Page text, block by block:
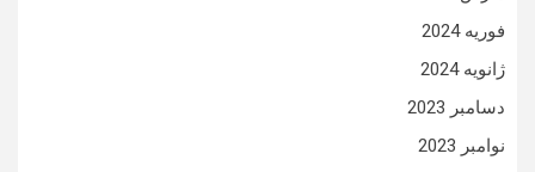
فوریه 2024
ژانویه 2024
دسامبر 2023
نوامبر 2023